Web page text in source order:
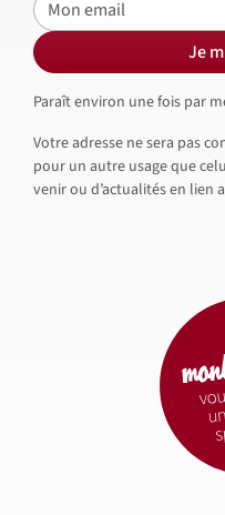
Je
Paraît environ une fois par
Votre adresse ne sera pas
pour un autre usage que
venir ou d’actualités en lien